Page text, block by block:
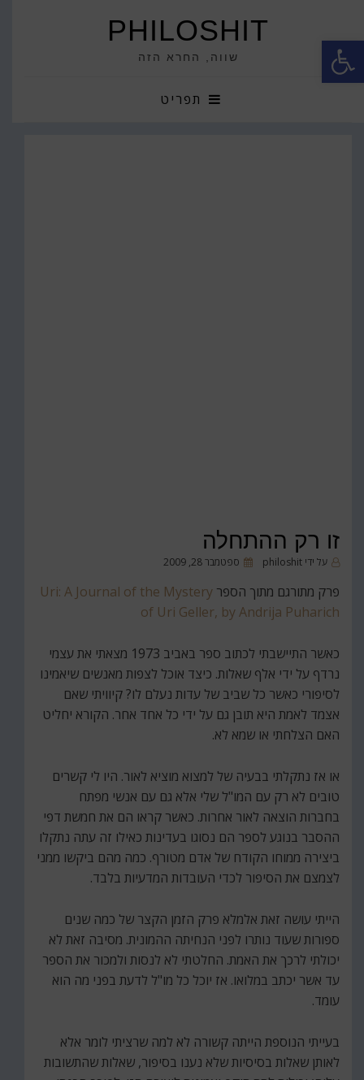
פתח סרגל נגישות PHILOSHIT
שווה, החרא הזה
תפריט
זו רק ההתחלה
על ידי philoshit
פורסםספטמבר 28, 2009
פרק מתורגם מתוך הספר Uri: A Journal of the Mystery
of Uri Geller, by Andrija Puharich
כאשר התיישבתי לכתוב ספר באביב 1973 מצאתי את עצמי
נרדף על ידי אלף שאלות. כיצד אוכל לצפות מאנשים שיאמינו
לסיפורי כאשר כל שביב של עדות נעלם לו? קיוויתי שאם
אצמד לאמת היא תובן גם על ידי כל אחד אחר. הקורא יחליט
האם הצלחתי או שמא לא.
או אז נתקלתי בבעיה של למצוא מוציא לאור. היו לי קשרים
טובים לא רק עם המו"ל שלי אלא גם עם אנשי מפתח
בחברות הוצאה לאור אחרות. כאשר קראו הם את חמשת דפי
ההסבר בנוגע לספר הם נסוגו בעדינות כאילו זה עתה נתקלו
ביצירה ממוחו הקודח של אדם מטורף. כמה מהם ביקשו ממני
לצמצם את הסיפור לכדי העובדות המדעיות בלבד.
הייתי עושה זאת אלמלא פרק הזמן הקצר של כמה שנים
ספורות שעוד נותרו לפני הנחיתה ההמונית. מסיבה זאת לא
יכולתי לרכך את האמת. החלטתי לא לנסות ולמכור את הספר
עד אשר יכתב במלואו. אז יוכל כל מו"ל לדעת בפני מה הוא
עומד.
בעייתי הנוספת הייתה קשורה לא למה שרציתי לומר אלא
לאותן שאלות בסיסיות שלא נענו בסיפור, שאלות שהתשובות